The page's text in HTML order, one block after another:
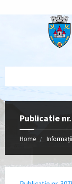
Publicatie
Home